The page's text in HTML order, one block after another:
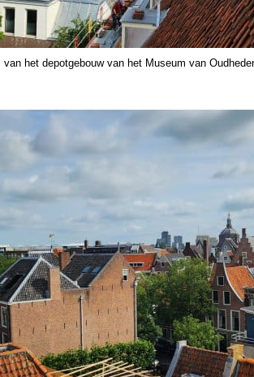
het depotgebouw van het Museum van